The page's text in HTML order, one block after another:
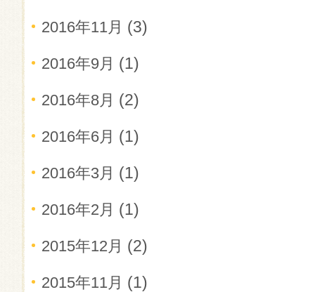
2016年11月 (3)
2016年9月 (1)
2016年8月 (2)
2016年6月 (1)
2016年3月 (1)
2016年2月 (1)
2015年12月 (2)
2015年11月 (1)